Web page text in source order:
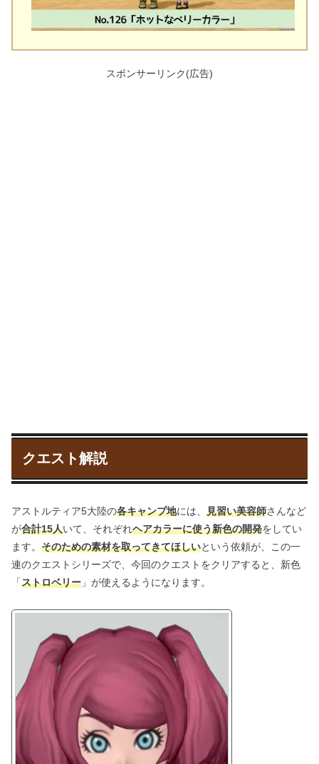
スポンサーリンク(広告)
クエスト解説
アストルティア5大陸の各キャンプ地には、 見習い美容師さんなど
が合計15人いて、それぞれヘアカラーに使う新色の開発をしてい
ます。 そのための素材を取ってきてほしいという依頼が、この一
連のクエストシリーズで、今回のクエストをクリアすると、新色
「ストロベリー 」が使えるようになります。